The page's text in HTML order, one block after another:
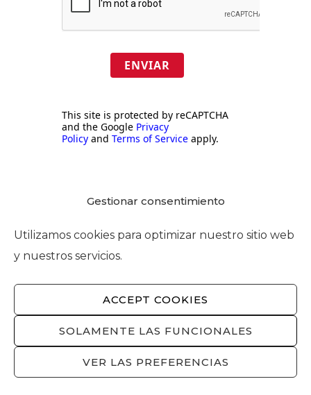
Gestionar consentimiento
Utilizamos cookies para optimizar nuestro sitio web
y nuestros servicios.
ACCEPT COOKIES
SOLAMENTE LAS FUNCIONALES
VER LAS PREFERENCIAS
ENVIAR
This site is protected by reCAPTCHA
and the Google Privacy
Policy and Terms of Service apply.
Foment del Treball urge al Gobierno
la retirada de la ley que restringe la
compra de vivienda tras el
contundente dictamen del Consejo
los ataques a la propiedad privada